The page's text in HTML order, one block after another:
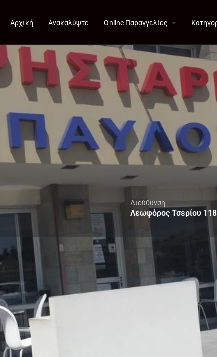
Αρχική Ανακαλύψτε Online Παραγγελίες
Διεύθυνση
Λεωφόρος Τσερίου
Πληροφορίες
Κοινοποίηση Κάντε μία αξιολόγηση